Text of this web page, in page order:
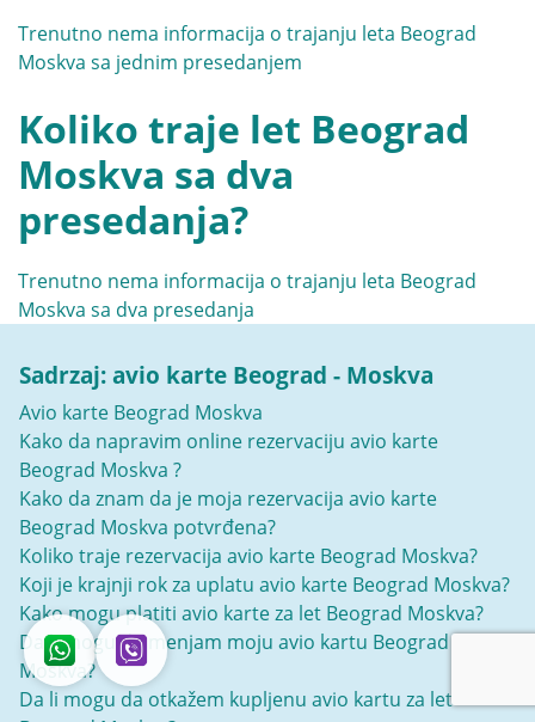
Trenutno nema informacija o trajanju leta Beograd
Moskva sa jednim presedanjem
Koliko traje let Beograd
Moskva sa dva
presedanja?
Trenutno nema informacija o trajanju leta Beograd
Moskva sa dva presedanja
Sadrzaj: avio karte Beograd - Moskva
Avio karte Beograd Moskva
Kako da napravim online rezervaciju avio karte
Beograd Moskva ?
Kako da znam da je moja rezervacija avio karte
Beograd Moskva potvrđena?
Koliko traje rezervacija avio karte Beograd Moskva?
Koji je krajnji rok za uplatu avio karte Beograd Moskva?
Kako mogu platiti avio karte za let Beograd Moskva?
Da li mogu da menjam moju avio kartu Beograd
Moskva?
Da li mogu da otkažem kupljenu avio kartu za let